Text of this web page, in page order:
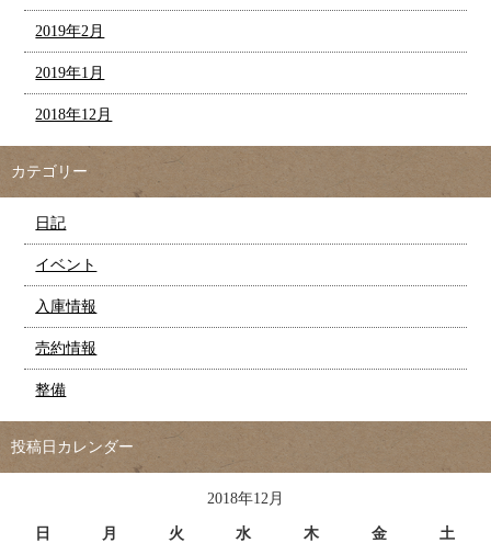
2019年2月
2019年1月
2018年12月
カテゴリー
日記
イベント
入庫情報
売約情報
整備
投稿日カレンダー
2018年12月
日 月 火 水 木 金 土